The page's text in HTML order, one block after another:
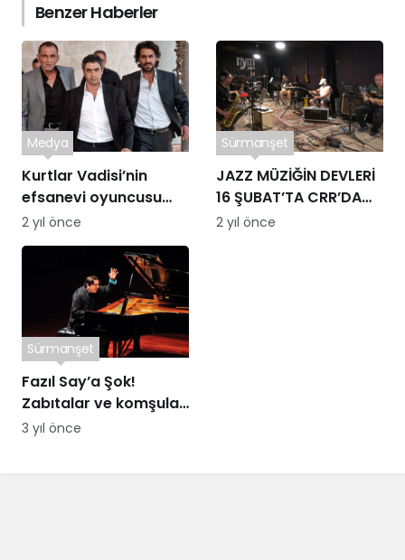
Benzer Haberler
Kurtlar Vadisi’nin
efsanevi oyuncusu
ekranlara dönüyor!
İşte yeni dizisi
Medya
2 yıl önce
JAZZ MÜZİĞİN DEVLERİ
16 ŞUBAT’TA CRR’DA
BULUŞUYOR
Sürmanşet
2 yıl önce
Fazıl Say’a Şok!
Zabıtalar ve komşuları
kapıda…
Sürmanşet
3 yıl önce